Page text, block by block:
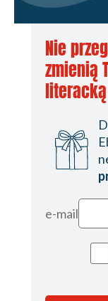
Nie
zmienią
e-mail